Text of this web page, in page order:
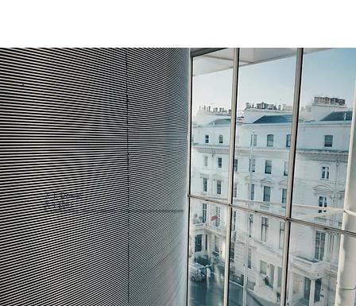
关于 Doane
关于我们
我们促进对世界的新视角，发掘以前无法想象的潜力，并实现将当前状态与潜在未来联系起来的成果